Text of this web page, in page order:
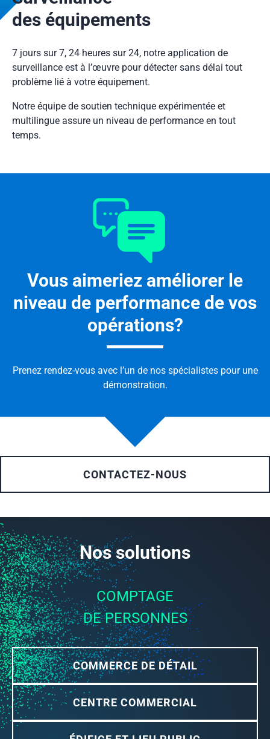
des équipements
7 jours sur 7, 24 heures sur 24, notre application de
surveillance est à l’œuvre pour détecter sans délai tout
problème lié à votre équipement.
Notre équipe de soutien technique expérimentée et
multilingue assure un niveau de performance en tout
temps.
Vous aimeriez améliorer le
niveau de performance de vos
opérations?
Prenez rendez-vous avec l’un de nos spécialistes pour une
démonstration.
CONTACTEZ-NOUS
Nos solutions
COMPTAGE
DE PERSONNES
COMMERCE DE DÉTAIL
CENTRE COMMERCIAL